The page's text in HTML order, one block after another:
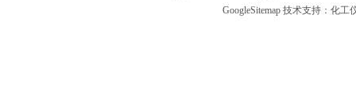
GoogleSitemap 技术支持：化工